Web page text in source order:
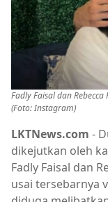
Fadly Faisal dan
(Foto: Instagram)
LKTNews.com -
dikejutkan oleh
Fadly Faisal dan
usai tersebarnya